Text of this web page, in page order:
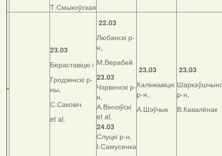
Т.Смыкоўская
23.03
Бераставіцкі і
Гродзенскі р-
ны,
С.Саковіч
et al.
22.03
Любанскі р-
н,
М.Верабей
23.03
Чэрвенскі р-
н,
А.Вінчэўскі
et al.
24.03
Слуцкі р-н,
І.Самусенка
23.03
Калінкавіцкі
р-н,
А.Шэўчык
23.03
р-н,
В.Кавалёнак